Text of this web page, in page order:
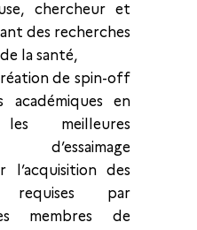
chercheur et
des recherches
la santé,
de spin-off
académiques en
les meilleures
l’acquisition des
requises par
membres de